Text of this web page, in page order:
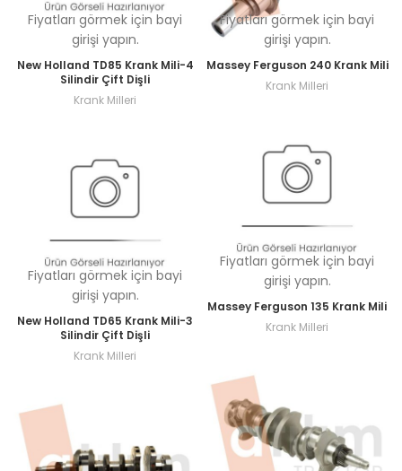
Fiyatları görmek için bayi
girişi yapın.
New Holland TD85 Krank Mili-4
Silindir Çift Dişli
Krank Milleri
Fiyatları görmek için bayi
girişi yapın.
Massey Ferguson 240 Krank Mili
Krank Milleri
Fiyatları görmek için bayi
girişi yapın.
Massey Ferguson 135 Krank Mili
Krank Milleri
Fiyatları görmek için bayi
girişi yapın.
New Holland TD65 Krank Mili-3
Silindir Çift Dişli
Krank Milleri